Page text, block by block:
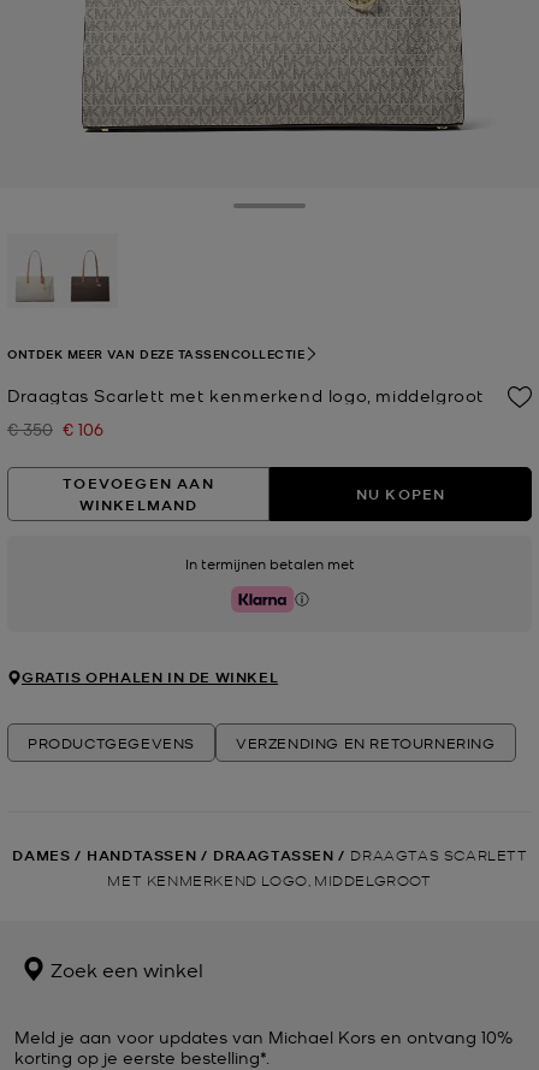
Draagtas Scarlett met kenmerkend logo, middelgroot
Was
€ 350 Nu
€ 106
ONTDEK MEER VAN DEZE TASSENCOLLECTIE
TOEVOEGEN AAN
WINKELMAND
NU KOPEN
In termijnen betalen met
Klarna
GRATIS OPHALEN IN DE WINKEL
PRODUCTGEGEVENS VERZENDING EN RETOURNERING
DAMES / HANDTASSEN / DRAAGTASSEN / DRAAGTAS SCARLETT
MET KENMERKEND LOGO, MIDDELGROOT
Zoek een winkel
Meld je aan voor updates van Michael Kors en ontvang 10%
korting op je eerste bestelling*.